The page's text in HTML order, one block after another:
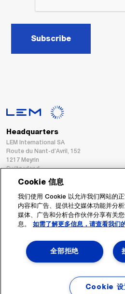
Subscribe
Headquarters
LEM International SA
Route du Nant-d’Avril, 152
1217 Meyrin
Switzerland
Fax : +41 22 794 94 78
Cookie 信息
我们使用 Cookie 以允许我们网站的
内容和广告、提供社交媒体功能并分
媒体、广告和分析合作伙伴分享有关
息。
如需了解更多信息，请查看我们
全部拒绝
Cookie 设